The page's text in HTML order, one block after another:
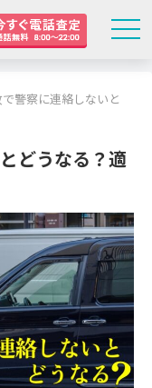
警察に連絡しないと
どうなる？適